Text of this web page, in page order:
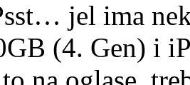
jel ima
(4. Gen) i